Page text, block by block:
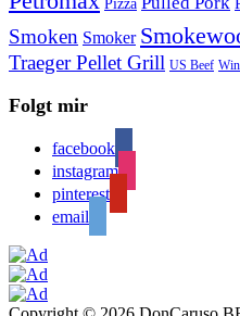
Pizza
Smoken Smoker
Traeger Pellet Grill US Beef
Folgt mir
facebook
instagram
pinterest
email